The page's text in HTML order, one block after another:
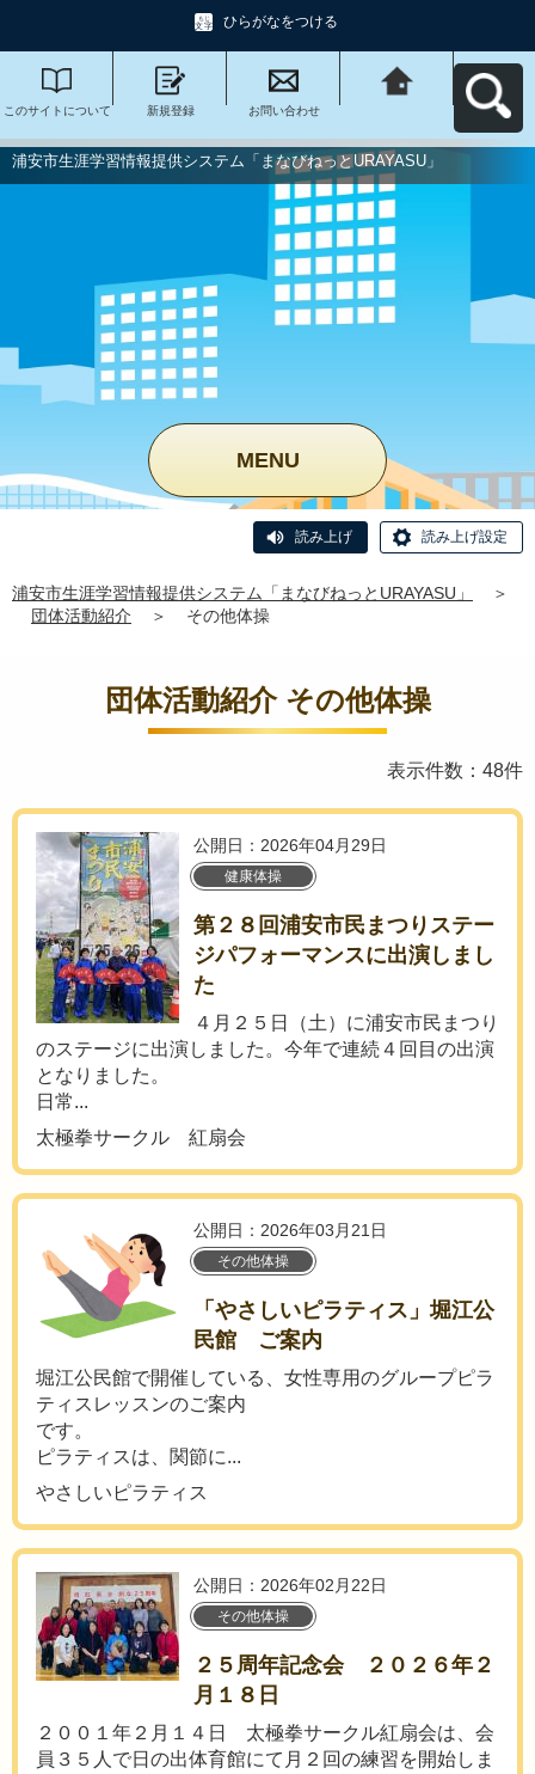
ひらがなをつける
このサイトについて 新規登録 お問い合わせ
びねっと
URAYASU」へ戻る
浦安市生涯学習情報提供システム「まなびねっとURAYASU」
MENU
読み上げ 読み上げ設定
浦安市生涯学習情報提供システム「まなびねっとURAYASU」
＞
団体活動紹介
＞ その他体操
団体活動紹介 その他体操
表示件数：48件
公開日：2026年04月29日
健康体操
第２８回浦安市民まつりステー
ジパフォーマンスに出演しまし
た
４月２５日（土）に浦安市民まつり
のステージに出演しました。今年で連続４回目の出演
となりました。
日常...
太極拳サークル 紅扇会
公開日：2026年03月21日
その他体操
「やさしいピラティス」堀江公
民館 ご案内
堀江公民館で開催している、女性専用のグループピラ
ティスレッスンのご案内
です。
ピラティスは、関節に...
やさしいピラティス
公開日：2026年02月22日
その他体操
２５周年記念会 ２０２６年２
月１８日
２００１年２月１４日 太極拳サークル紅扇会は、会
員３５人で日の出体育館にて月２回の練習を開始しま